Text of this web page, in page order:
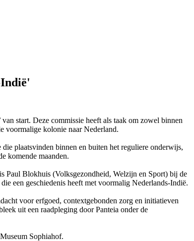
start. Deze commissie heeft als taak om zowel binnen
voormalige kolonie naar Nederland.
plaatsvinden binnen en buiten het reguliere onderwijs,
komende maanden.
Paul Blokhuis (Volksgezondheid, Welzijn en Sport) bij de
een geschiedenis heeft met voormalig Nederlands-Indië.
voor erfgoed, contextgebonden zorg en initiatieven
uit een raadpleging door Panteia onder de
Sophiahof.